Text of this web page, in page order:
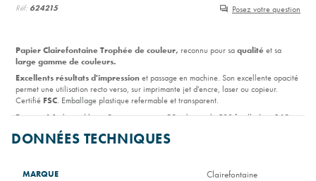
Réf: 624215 Posez votre question
Papier Clairefontaine Trophée de couleur, reconnu pour saqualité et sa
large gamme de couleurs.
Excellents résultats d'impression et passage en machine. Son excellente opacité
permet une utilisation recto verso, sur imprimante jet d'encre, laser ou copieur.
Certifié FSC. Emballage plastique refermable et transparent.
Format A4, disponible en2 grammages:80 g(rame de 500 feuilles) ou160 g
(rame de 250 feuilles).
DONNÉES TECHNIQUES
MARQUE Clairefontaine